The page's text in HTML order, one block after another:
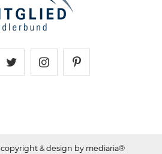
| copyright & design by mediaria®